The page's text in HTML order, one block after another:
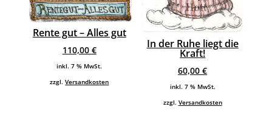
Rente gut – Alles gut
110,00 €
inkl. 7 % MwSt.
zzgl.Versandkosten
In der Ruhe liegt die
Kraft!
60,00€
inkl. 7 % MwSt.
zzgl. Versandkosten